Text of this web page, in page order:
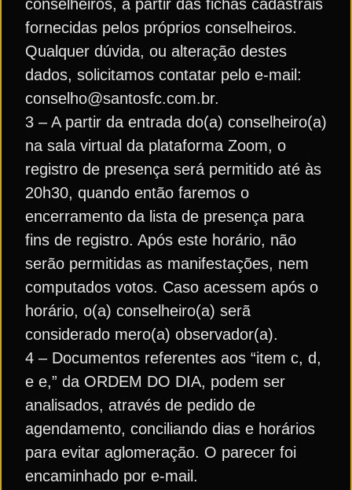
conselheiros, a partir das fichas cadastrais
fornecidas pelos próprios conselheiros.
Qualquer dúvida, ou alteração destes
dados, solicitamos contatar pelo e-mail:
conselho@santosfc.com.br.
3 – A partir da entrada do(a) conselheiro(a)
na sala virtual da plataforma Zoom, o
registro de presença será permitido até às
20h30, quando então faremos o
encerramento da lista de presença para
fins de registro. Após este horário, não
serão permitidas as manifestações, nem
computados votos. Caso acessem após o
horário, o(a) conselheiro(a) serã
considerado mero(a) observador(a).
4 – Documentos referentes aos “item c, d,
e e,” da ORDEM DO DIA, podem ser
analisados, através de pedido de
agendamento, conciliando dias e horários
para evitar aglomeração. O parecer foi
encaminhado por e-mail.